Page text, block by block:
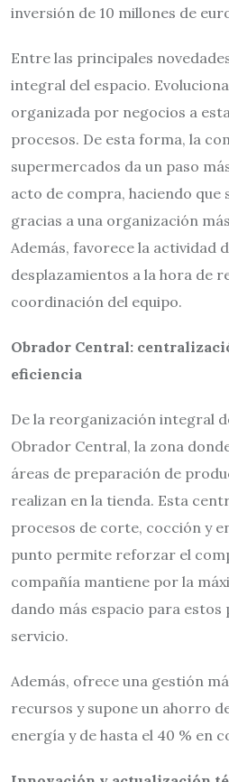
inversión de 10 millones de
Entre las principales
integral del espacio.
organizada por negocios a
procesos. De esta forma, la
supermercados da un paso
acto de compra, haciendo que
gracias a una organización
Además, favorece la actividad
desplazamientos a la hora de
coordinación del equipo.
Obrador Central:
eficiencia
De la reorganización integral
Obrador Central, la zona
áreas de preparación de
realizan en la tienda. Esta
procesos de corte, cocción y
punto permite reforzar el
compañía mantiene por la
dando más espacio para
servicio.
Además, ofrece una gestión
recursos y supone un ahorro
energía y de hasta el 40 % en